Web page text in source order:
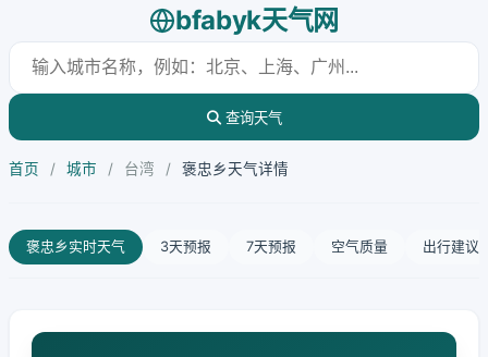
bfabyk天气网
查询天气
首页 / 城市 / 台湾 / 褒忠乡天气详情
褒忠乡实时天气 3天预报 7天预报 空气质量 出行建议